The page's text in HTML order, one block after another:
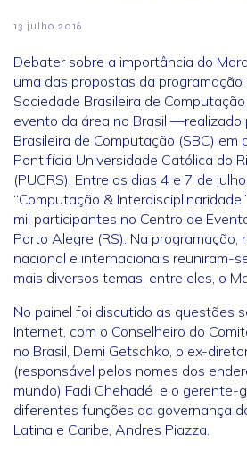
13 julho 2016
Debater sobre a importância do
uma das propostas da programação
Sociedade Brasileira de
evento da área no Brasil —realizado
Brasileira de Computação (SBC) em
Pontifícia Universidade Católica do
(PUCRS). Entre os dias 4 e 7 de
“Computação &
mil participantes no Centro de
Porto Alegre (RS). Na programação,
nacional e internacionais reuniram-
mais diversos temas, entre eles, o
No painel foi discutido as questões
Internet, com o Conselheiro do
no Brasil, Demi Getschko, o ex-
(responsável pelos nomes dos
mundo) Fadi Chehadé e o gerente-
diferentes funções da governança
Latina e Caribe, Andres Piazza.